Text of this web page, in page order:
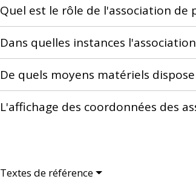
Quel est le rôle de l'association de
Dans quelles instances
De quels moyens matériels
L'affichage des coordonnées des
Textes de référence